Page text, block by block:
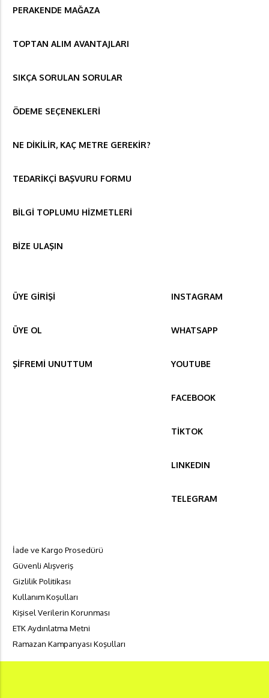
PERAKENDE MAĞAZA
TOPTAN ALIM AVANTAJLARI
SIKÇA SORULAN SORULAR
ÖDEME SEÇENEKLERİ
NE DİKİLİR, KAÇ METRE GEREKİR?
TEDARİKÇİ BAŞVURU FORMU
BİLGİ TOPLUMU HİZMETLERİ
BİZE ULAŞIN
ÜYE GİRİŞİ
ÜYE OL
ŞİFREMİ UNUTTUM
INSTAGRAM
WHATSAPP
YOUTUBE
FACEBOOK
TİKTOK
LINKEDIN
TELEGRAM
İade ve Kargo Prosedürü
Güvenli Alışveriş
Gizlilik Politikası
Kullanım Koşulları
Kişisel Verilerin Korunması
ETK Aydınlatma Metni
Ramazan Kampanyası Koşulları